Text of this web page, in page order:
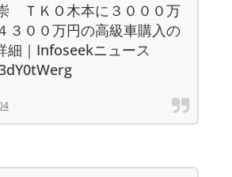
ＴＫＯ木本に３０００万
３００万円の高級車購入の
細｜Infoseekニュース